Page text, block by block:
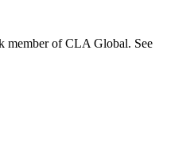
member of CLA Global. See